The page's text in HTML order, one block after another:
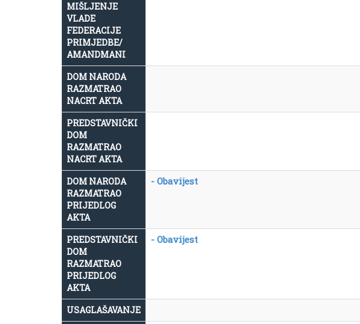
MIŠLJENJE
VLADE
FEDERACIJE
PRIMJEDBE/
AMANDMANI
DOM NARODA
RAZMATRAO
NACRT AKTA
PREDSTAVNIČKI
DOM
RAZMATRAO
NACRT AKTA
DOM NARODA
RAZMATRAO
PRIJEDLOG
AKTA
- Obavijest
PREDSTAVNIČKI
DOM
RAZMATRAO
PRIJEDLOG
AKTA
- Obavijest
USAGLAŠAVANJE